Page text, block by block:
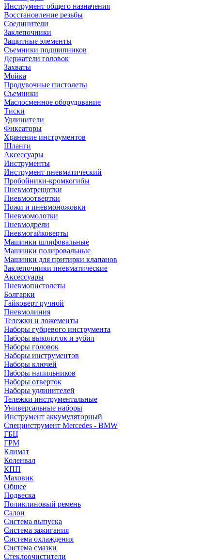
Инструмент общего назначения
Восстановление резьбы
Соединители
Заклепочники
Защитные элементы
Съемники подшипников
Держатели головок
Захваты
Мойка
Продувочные пистолеты
Съемники
Маслосменное оборудование
Тиски
Удлинители
Фиксаторы
Хранение инструментов
Шланги
Аксессуары
Инструменты
Инструмент пневматический
Пробойники-кромкогибы
Пневмотрещотки
Пневмоотвертки
Ножи и пневмоножовки
Пневмомолотки
Пневмодрели
Пневмогайковерты
Машинки шлифовальные
Машинки полировальные
Машинки для притирки клапанов
Заклепочники пневматические
Аксессуары
Пневмопистолеты
Болгарки
Гайковерт ручной
Пневмолиния
Тележки и ложементы
Наборы губцевого инструмента
Наборы выколоток и зубил
Наборы головок
Наборы инструментов
Наборы ключей
Наборы напильников
Наборы отверток
Наборы удлинителей
Тележки инструментальные
Универсальные наборы
Инструмент аккумуляторный
Специнструмент Mercedes - BMW
ГБЦ
ГРМ
Климат
Коленвал
КПП
Маховик
Общее
Подвеска
Поликлиновый ремень
Салон
Система выпуска
Система зажигания
Система охлаждения
Система смазки
Стеклоочистители